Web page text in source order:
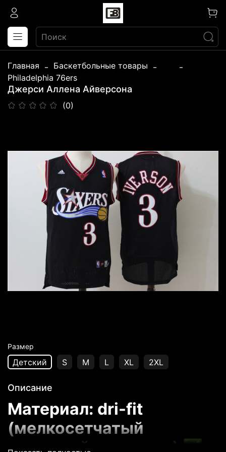
Главная Баскетбольные товары
Philadelphia 76ers
Джерси Аллена Айверсона
(0)
Размер
Детский S M L XL 2XL
Описание
Материал: dri-fit
(мелкосетчатый
дышащий материал) ✅